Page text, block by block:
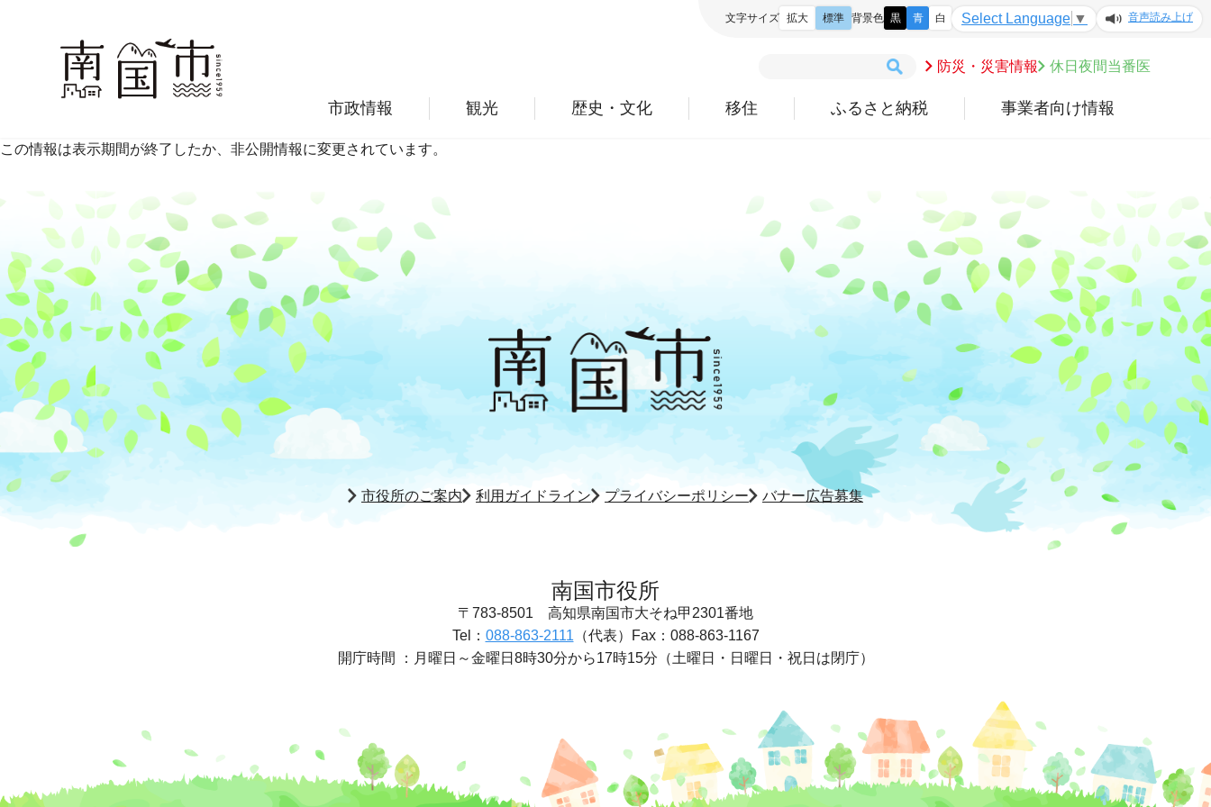
防災・災害情報 休日夜間当番医
市政情報 観光 歴史・文化 移住 ふるさと納税 事業者向け情報
文字サイズ 拡大 標準 背景色 黒 青 白 Select Language ▼ 音声読み上げ
この情報は表示期間が終了したか、非公開情報に変更されています。
市役所のご案内 利用ガイドライン プライバシーポリシー バナー広告募集
南国市役所
〒783-8501 高知県南国市大そね甲2301番地
Tel： 088-863-2111 （代表）
Fax：088-863-1167
開庁時間 ： 月曜日～金曜日8時30分から17時15分 （土曜日・日曜日・祝日は閉庁）